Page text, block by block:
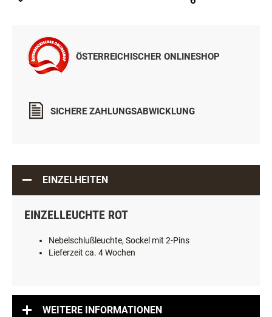
ÖSTERREICHISCHER ONLINESHOP
SICHERE ZAHLUNGSABWICKLUNG
EINZELHEITEN
EINZELLEUCHTE ROT
Nebelschlußleuchte, Sockel mit 2-Pins
Lieferzeit ca. 4 Wochen
WEITERE INFORMATIONEN